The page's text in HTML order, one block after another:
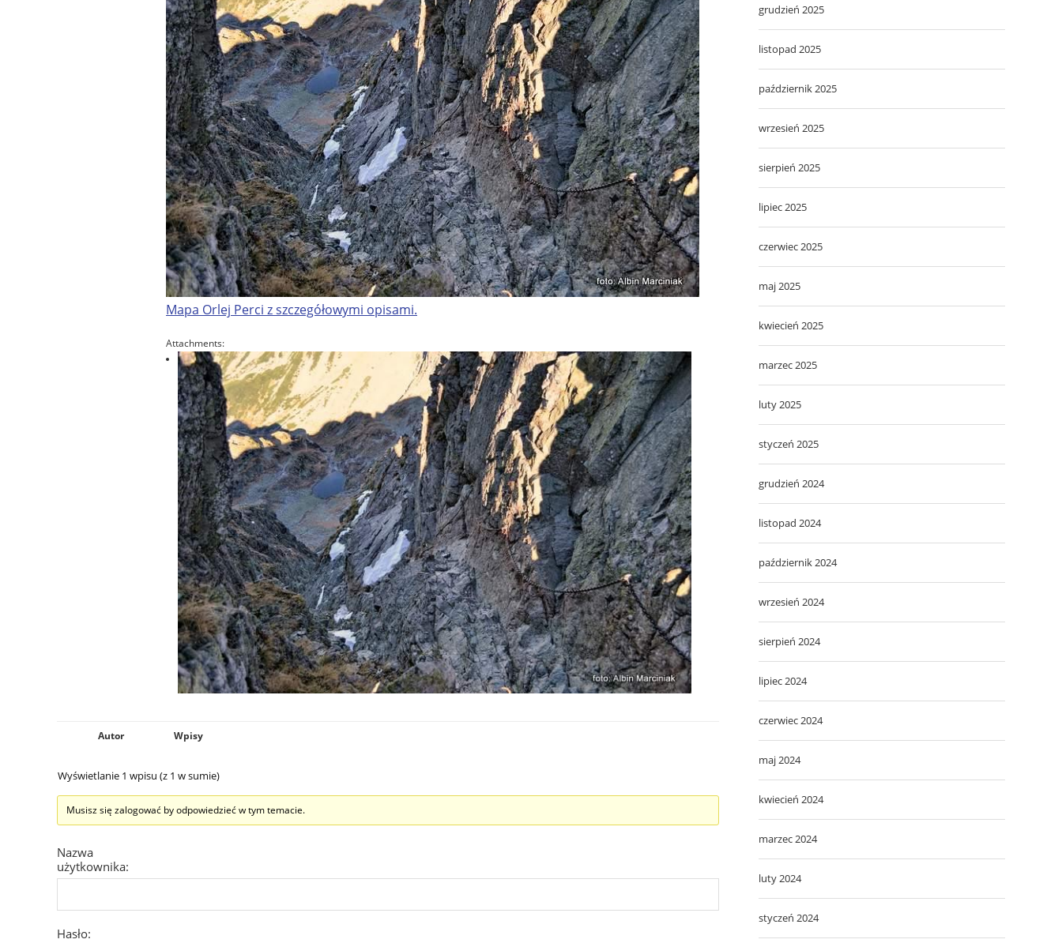
Mapa Orlej Perci z szczegółowymi opisami.
Attachments:
Autor Wpisy
Wyświetlanie 1 wpisu (z 1 w sumie)
Musisz się zalogować by odpowiedzieć w tym temacie.
Nazwa
użytkownika:
Hasło:
grudzień 2025
listopad 2025
październik 2025
wrzesień 2025
sierpień 2025
lipiec 2025
czerwiec 2025
maj 2025
kwiecień 2025
marzec 2025
luty 2025
styczeń 2025
grudzień 2024
listopad 2024
październik 2024
wrzesień 2024
sierpień 2024
lipiec 2024
czerwiec 2024
maj 2024
kwiecień 2024
marzec 2024
luty 2024
styczeń 2024